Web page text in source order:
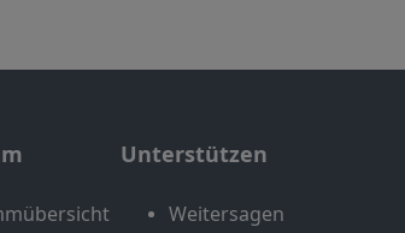
Unterstützen
Weitersagen